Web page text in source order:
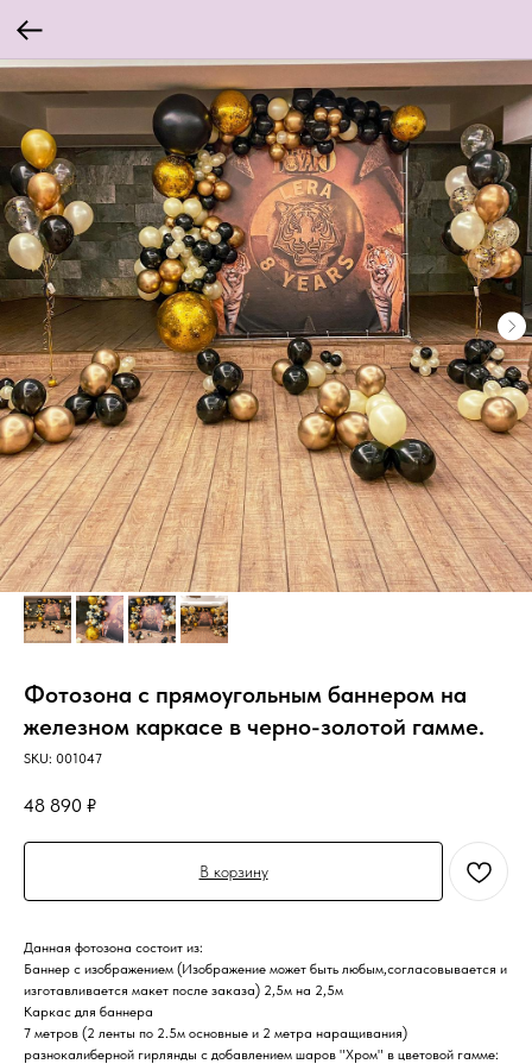
Фотозона с прямоугольным баннером на
железном каркасе в черно-золотой гамме.
SKU: 001047
48 890 ₽
В корзину
Данная фотозона состоит из:
Баннер с изображением (Изображение может быть любым,согласовывается и
изготавливается макет после заказа) 2,5м на 2,5м
Каркас для баннера
7 метров (2 ленты по 2.5м основные и 2 метра наращивания)
разнокалиберной гирлянды с добавлением шаров "Хром" в цветовой гамме: